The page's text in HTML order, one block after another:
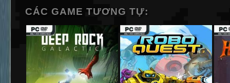
CÁC GAME TƯƠNG TỰ: